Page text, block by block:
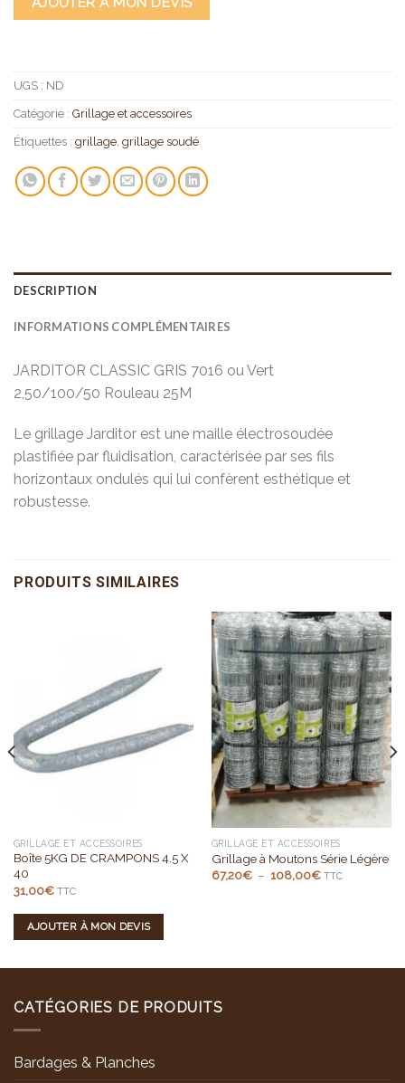
UGS : ND
Catégorie : Grillage et accessoires
Étiquettes : grillage grillage soudé
DESCRIPTION
INFORMATIONS COMPLÉMENTAIRES
JARDITOR CLASSIC GRIS 7016 ou Vert
2,50/100/50 Rouleau 25M
Le grillage Jarditor est une maille électrosoudée
plastifiée par fluidisation, caractérisée par ses fils
horizontaux ondulés qui lui confèrent esthétique et
robustesse.
PRODUITS SIMILAIRES
GRILLAGE ET ACCESSOIRES
Boîte 5KG DE CRAMPONS 4.5 X
40
31,00€ TTC
AJOUTER À MON DEVIS
GRILLAGE ET ACCESSOIRES
Grillage à Moutons Série Légère
67,20€ – 108,00€Plage
TTC
CATÉGORIES DE PRODUITS
Bardages & Planches